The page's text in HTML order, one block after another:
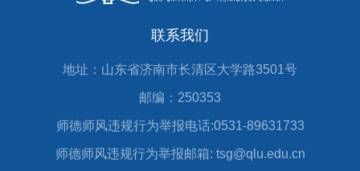
联系我们
地址：山东省济南市长清区大学路3501号
邮编：250353
师德师风违规行为举报电话:0531-89631733
师德师风违规行为举报邮箱: tsg@qlu.edu.cn